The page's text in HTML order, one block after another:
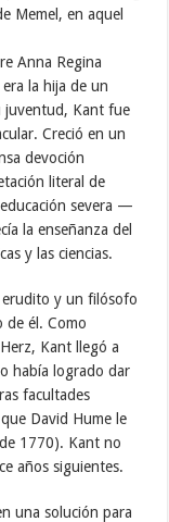
Memel, en aquel
Anna Regina
la hija de un
juventud, Kant fue
Creció en un
devoción
literal de
severa —
la enseñanza del
y las ciencias.
y un filósofo
de él. Como
Kant llegó a
había logrado dar
facultades
David Hume le
1770). Kant no
años siguientes.
una solución para